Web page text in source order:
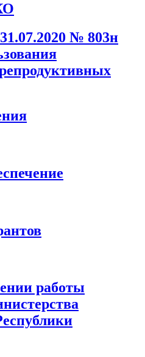
№ 803н
работы